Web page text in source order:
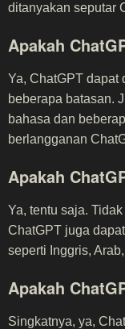
ditanyakan seputar
Apakah
Ya, ChatGPT dapat
beberapa batasan.
bahasa dan
berlangganan
Apakah
Ya, tentu saja.
ChatGPT juga
seperti Inggris,
Apakah
Singkatnya, ya,